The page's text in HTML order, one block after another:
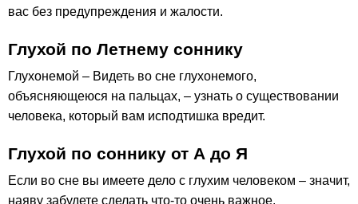
вас без предупреждения и жалости.
Глухой по Летнему соннику
Глухонемой – Видеть во сне глухонемого,
объясняющеюся на пальцах, – узнать о существовании
человека, который вам исподтишка вредит.
Глухой по соннику от А до Я
Если во сне вы имеете дело с глухим человеком – значит,
наяву забудете сделать что-то очень важное.